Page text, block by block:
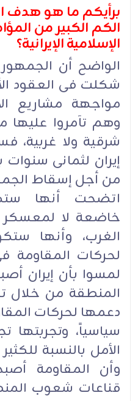
برأیکم ما هو هدف
الکم الکبیر من
الإسلامیة الإیرانیة؟
الواضح أن
شکلت فی العقود
مواجهة مشاریع
وهم تآمروا علیها
شرقیة ولا غربیة،
إیران لثمانی
من أجل إسقاط
اتضحت أنها
خاضعة لا لمعسکر
الغرب، وأنها
لحرکات المقاومة
لمسوا بأن إیران
المنطقة من خلال
دعمها لحرکات
سیاسیاً،
الأمل بالنسبة
وأن المقاومة
قناعات شعوب